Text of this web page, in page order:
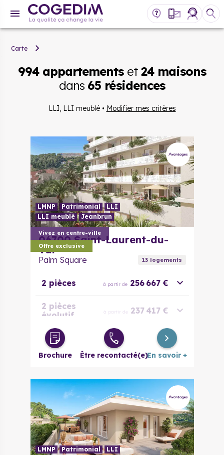
Carte
994 appartementset 24 maisons
dans 65 résidences
LLI, LLI meublé• Modifier mes critères
Vivez en centre-ville
Offre exclusive
LMNP Patrimonial
LLI
LLI meublé
Jeanbrun
06700 Saint-Laurent-du-
Var
Palm Square 13logements
2 pièces à partir de 256 667 €
2 pièces
évolutif
à partir de 237 417 €
3 pièces à partir de 347 417 €
Brochure Être recontacté(e)En savoir +
LMNP Patrimonial
LLI